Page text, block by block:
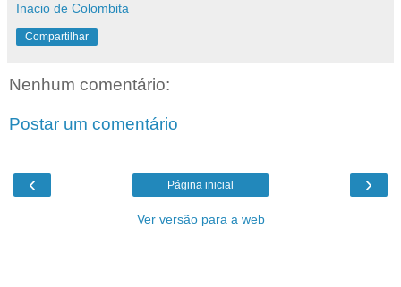
Inacio de Colombita
Compartilhar
Nenhum comentário:
Postar um comentário
‹ ›
Página inicial
Ver versão para a web